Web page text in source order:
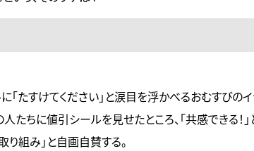
たすけてください」と涙目を浮かべるおむすびの
たちに値引シールを見せたところ、「共感できる！
組み」と自画自賛する。